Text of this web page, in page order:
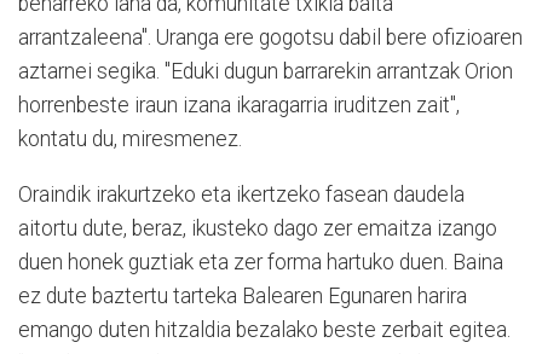
arrantzaleena". Uranga ere gogotsu dabil bere ofizioaren
aztarnei segika. "Eduki dugun barrarekin arrantzak Orion
horrenbeste iraun izana ikaragarria iruditzen zait",
kontatu du, miresmenez.
Oraindik irakurtzeko eta ikertzeko fasean daudela
aitortu dute, beraz, ikusteko dago zer emaitza izango
duen honek guztiak eta zer forma hartuko duen. Baina
ez dute baztertu tarteka Balearen Egunaren harira
emango duten hitzaldia bezalako beste zerbait egitea.